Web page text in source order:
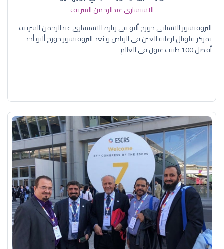
الاستشاري عبدالرحمن الشريف
البروفيسور الاسباني جورج أليو في زيارة للاستشاري عبدالرحمن الشريف
بمركز قلوبال لرعاية العين في الرياض و يُعد البروفيسور جورج أليو أحد
أفضل 100 طبيب عيون في العالم